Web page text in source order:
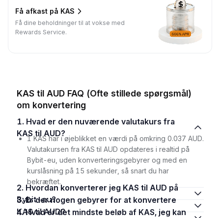
Få afkast på KAS
Få dine beholdninger til at vokse med
Rewards Service.
KAS til AUD FAQ (Ofte stillede spørgsmål)
om konvertering
1. Hvad er den nuværende valutakurs fra
KAS til AUD?
1 KAS har i øjeblikket en værdi på omkring 0.037 AUD.
Valutakursen fra KAS til AUD opdateres i realtid på
Bybit-eu, uden konverteringsgebyrer og med en
kurslåsning på 15 sekunder, så snart du har
bekræftet.
2. Hvordan konverterer jeg KAS til AUD på
Bybit-eu?
3. Er der nogen gebyrer for at konvertere
KAS til AUD?
4. Hvad er det mindste beløb af KAS, jeg kan